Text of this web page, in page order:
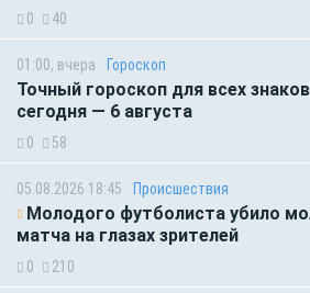
0 40
01:00, вчера Гороскоп
Точный гороскоп для всех
сегодня — 6 августа
0 58
05.08.2026 18:45 Происшествия
Молодого футболиста убило
матча на глазах зрителей
0 210